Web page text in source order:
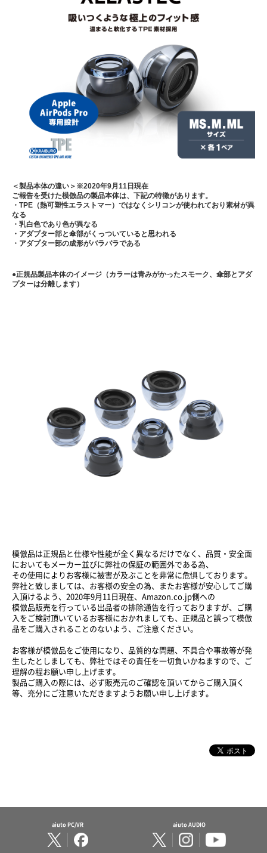
＜製品本体の違い＞※2020年9月11日現在
ご報告を受けた模倣品の製品本体は、下記の特徴があります。
・TPE（熱可塑性エラストマー）ではなくシリコンが使われており素材が異
なる
・乳白色であり色が異なる
・アダプター部と傘部がくっついていると思われる
・アダプター部の成形がバラバラである
●正規品製品本体のイメージ（カラーは青みがかったスモーク、傘部とアダ
プターは分離します）
模倣品は正規品と仕様や性能が全く異なるだけでなく、品質・安全面
においてもメーカー並びに弊社の保証の範囲外である為、
その使用によりお客様に被害が及ぶことを非常に危惧しております。
弊社と致しましては、お客様の安全の為、またお客様が安心してご購
入頂けるよう、2020年9月11日現在、Amazon.co.jp側への
模倣品販売を行っている出品者の排除通告を行っておりますが、ご購
入をご検討頂いているお客様におかれましても、正規品と誤って模倣
品をご購入されることのないよう、ご注意ください。
お客様が模倣品をご使用になり、品質的な問題、不具合や事故等が発
生したとしましても、弊社ではその責任を一切負いかねますので、ご
理解の程お願い申し上げます。
製品ご購入の際には、必ず販売元のご確認を頂いてからご購入頂く
等、充分にご注意いただきますようお願い申し上げます。
aiuto PC/VR aiuto AUDIO